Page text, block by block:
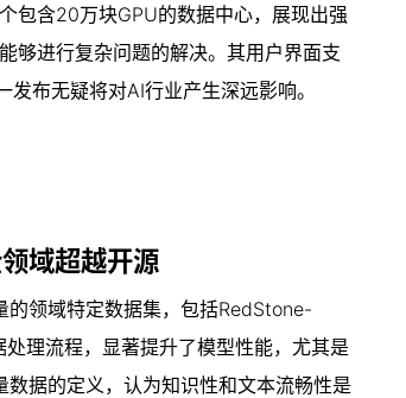
包含20万块GPU的数据中心，展现出强
够进行复杂问题的解决。其用户界面支
布无疑将对AI行业产生深远影响。
域超越开源
领域特定数据集，包括RedStone-
理流程，显著提升了模型性能，尤其是
据的定义，认为知识性和文本流畅性是